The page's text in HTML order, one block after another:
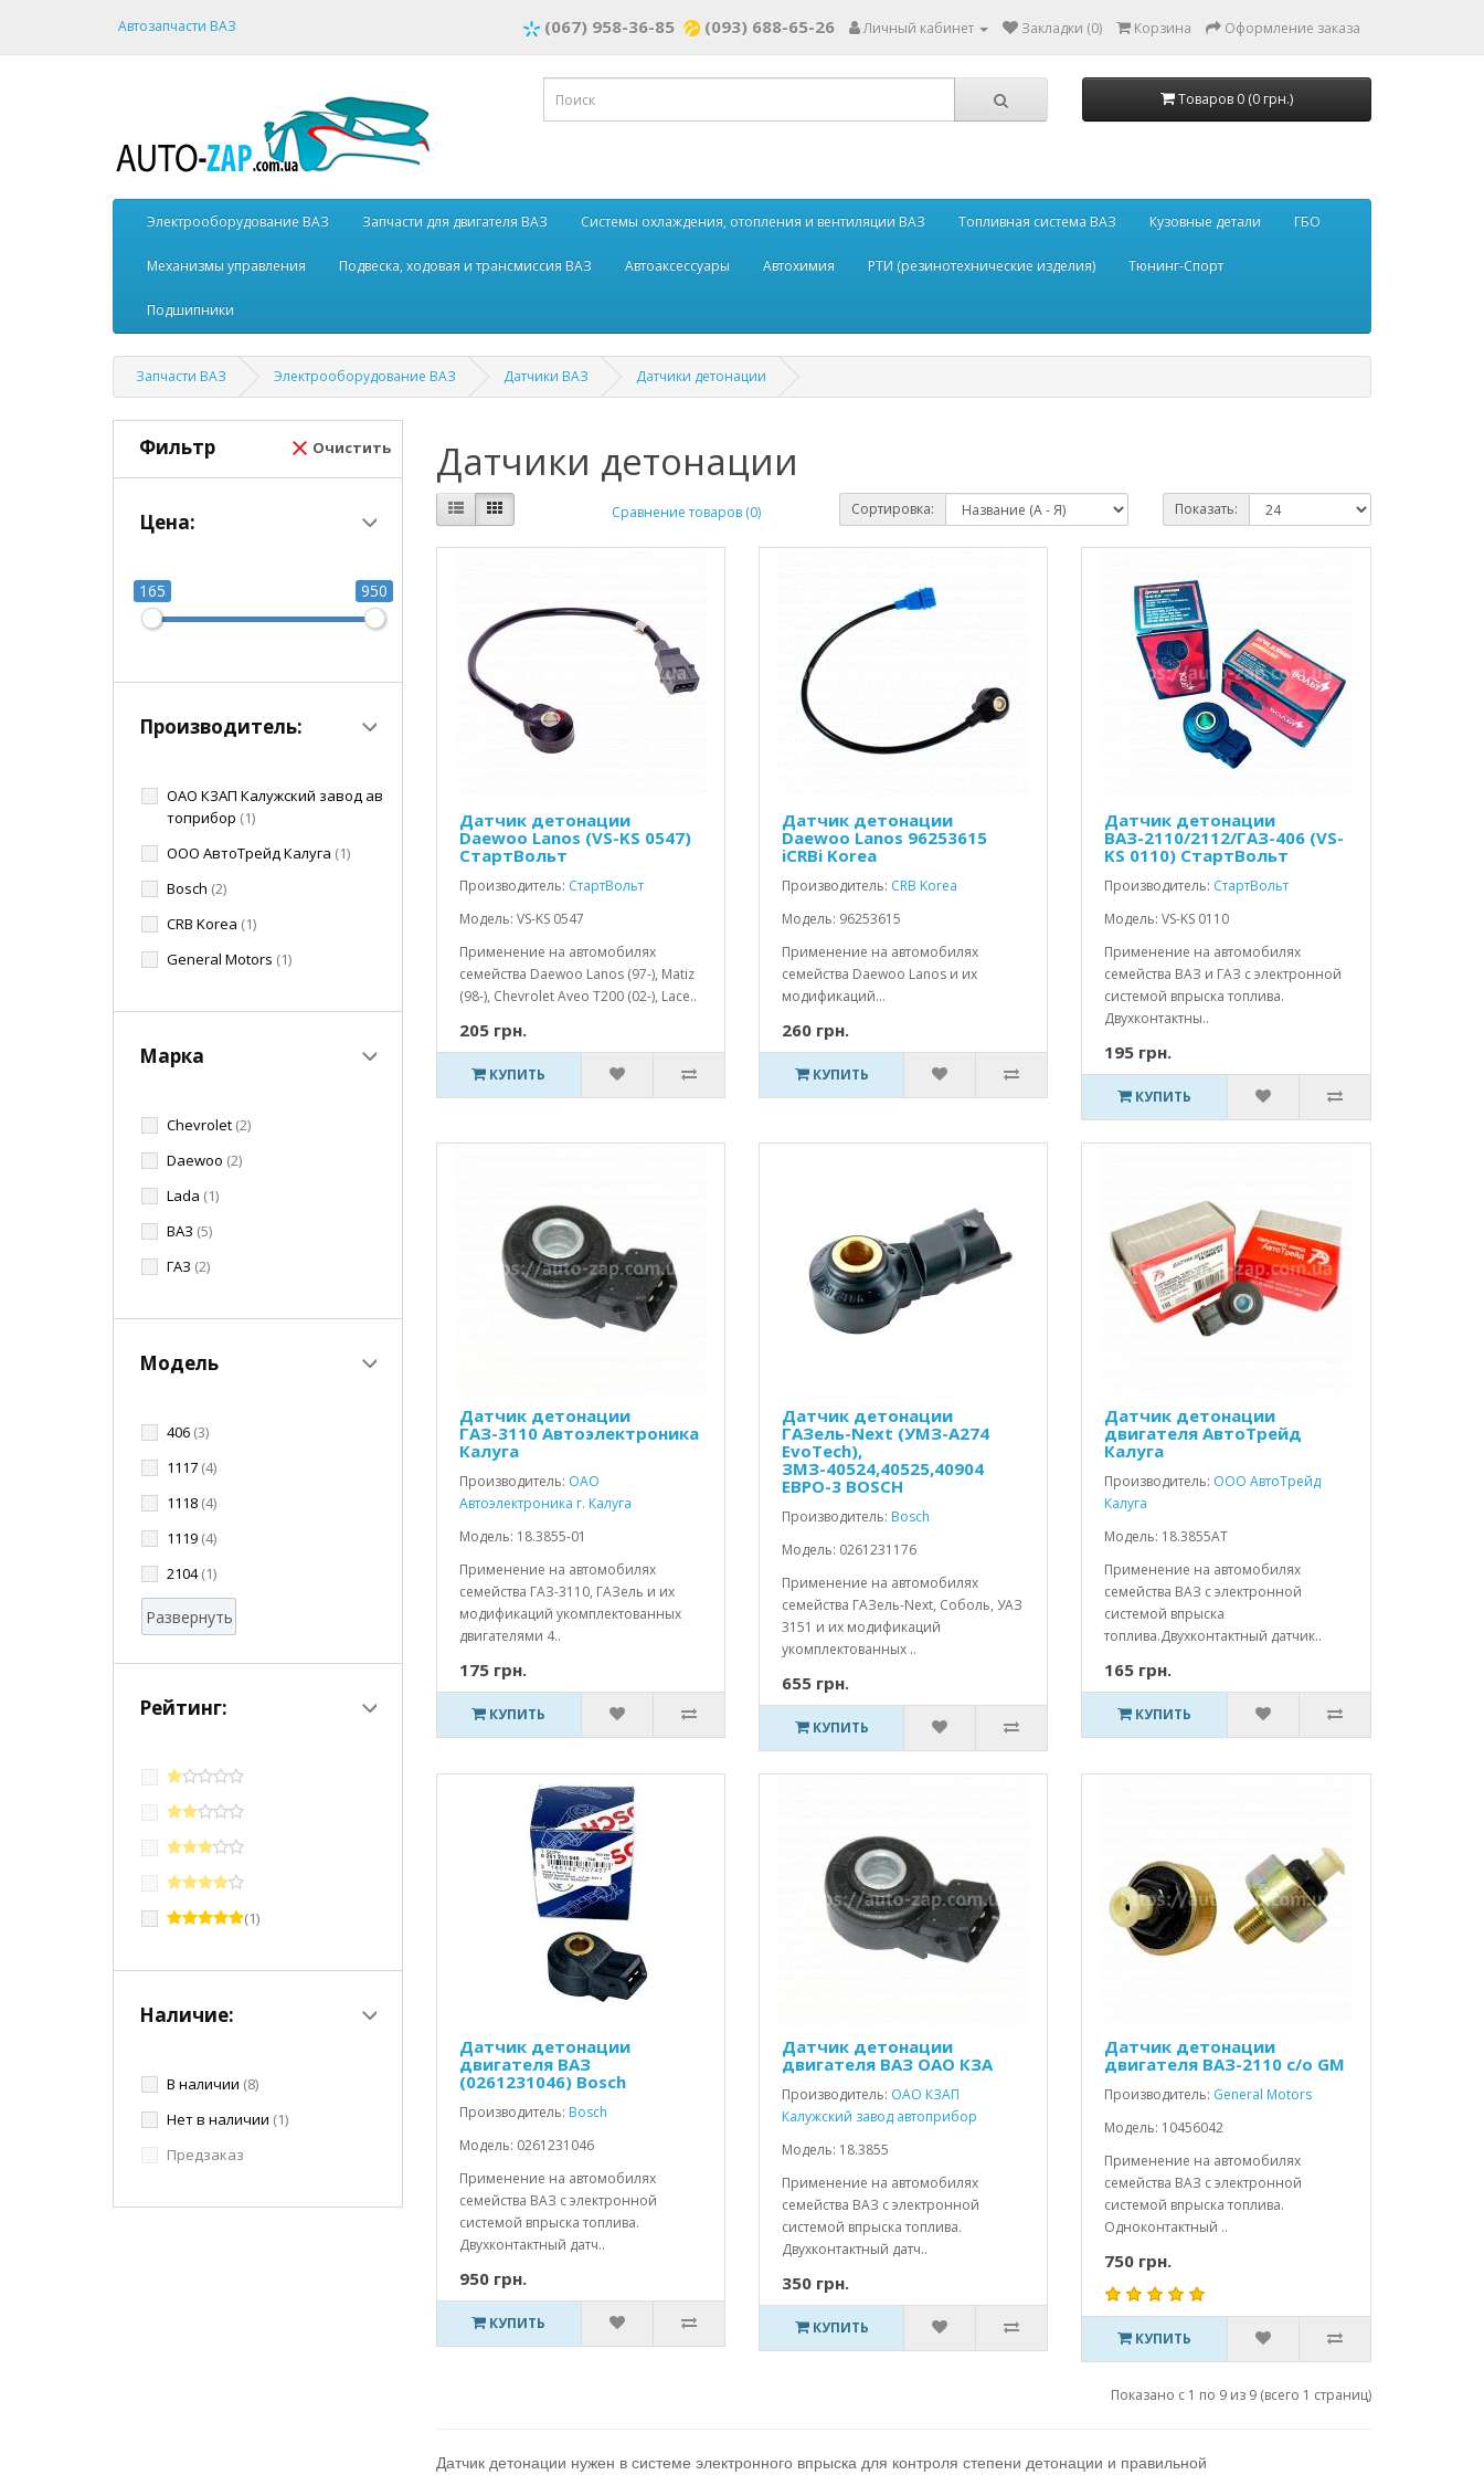
Автозапчасти ВАЗ (067) 958-36-85 (093) 688-65-26 Личный кабинет Закладки (0) Корзина Оформление заказа
Товаров 0 (0 грн.)
Электрооборудование ВАЗ Запчасти для двигателя ВАЗ Системы охлаждения, отопления и вентиляции ВАЗ Топливная система ВАЗ Кузовные детали ГБО
Механизмы управления Подвеска, ходовая и трансмиссия ВАЗ Автоаксессуары Автохимия РТИ (резинотехнические изделия) Тюнинг-Спорт
Подшипники
Запчасти ВАЗ Электрооборудование ВАЗ Датчики ВАЗ Датчики детонации
Очистить
Фильтр
Цена:
165 950
Производитель:
ОАО КЗАП Калужский завод ав
топрибор (1)
ООО АвтоТрейд Калуга (1)
Bosch (2)
CRB Korea (1)
General Motors (1)
Марка
Chevrolet (2)
Daewoo (2)
Lada (1)
ВАЗ (5)
ГАЗ (2)
Модель
406 (3)
1117 (4)
1118 (4)
1119 (4)
2104(1)
Развернуть
Рейтинг:
(1)
Наличие:
В наличии (8)
Нет в наличии (1)
Предзаказ
Датчики детонации
Сравнение товаров (0) Сортировка: Показать:
Датчик детонации
Daewoo Lanos (VS-KS 0547)
СтартВольт
Производитель: СтартВольт
Модель: VS-KS 0547
Применение на автомобилях
семейства Daewoo Lanos (97-), Matiz
(98-), Chevrolet Aveo T200 (02-), Lace..
205 грн.
КУПИТЬ
Датчик детонации
Daewoo Lanos 96253615
iCRBi Korea
Производитель: CRB Korea
Модель: 96253615
Применение на автомобилях
семейства Daewoo Lanos и их
модификаций...
260 грн.
КУПИТЬ
Датчик детонации
ВАЗ-2110/2112/ГАЗ-406 (VS-
KS 0110) СтартВольт
Производитель: СтартВольт
Модель: VS-KS 0110
Применение на автомобилях
семейства ВАЗ и ГАЗ с электронной
системой впрыска топлива.
Двухконтактны..
195 грн.
КУПИТЬ
Датчик детонации
ГАЗ-3110 Автоэлектроника
Калуга
Производитель: ОАО
Автоэлектроника г. Калуга
Модель: 18.3855-01
Применение на автомобилях
семейства ГАЗ-3110, ГАЗель и их
модификаций укомплектованных
двигателями 4..
175 грн.
КУПИТЬ
Датчик детонации
ГАЗель-Next (УМЗ-A274
EvoTech),
ЗМЗ-40524,40525,40904
ЕВРО-3 BOSCH
Производитель: Bosch
Модель: 0261231176
Применение на автомобилях
семейства ГАЗель-Next, Соболь, УАЗ
3151 и их модификаций
укомплектованных ..
655 грн.
КУПИТЬ
Датчик детонации
двигателя АвтоТрейд
Калуга
Производитель: ООО АвтоТрейд
Калуга
Модель: 18.3855АТ
Применение на автомобилях
семейства ВАЗ с электронной
системой впрыска
топлива.Двухконтактный датчик..
165 грн.
КУПИТЬ
Датчик детонации
двигателя ВАЗ
(0261231046) Bosch
Производитель: Bosch
Модель: 0261231046
Применение на автомобилях
семейства ВАЗ с электронной
системой впрыска топлива.
Двухконтактный датч..
950 грн.
КУПИТЬ
Датчик детонации
двигателя ВАЗ ОАО КЗА
Производитель: ОАО КЗАП
Калужский завод автоприбор
Модель: 18.3855
Применение на автомобилях
семейства ВАЗ с электронной
системой впрыска топлива.
Двухконтактный датч..
350 грн.
КУПИТЬ
Датчик детонации
двигателя ВАЗ-2110 с/о GM
Производитель: General Motors
Модель: 10456042
Применение на автомобилях
семейства ВАЗ с электронной
системой впрыска топлива.
Одноконтактный ..
750 грн.
КУПИТЬ
Показано с 1 по 9 из 9 (всего 1 страниц)
Датчик детонации нужен в системе электронного впрыска для контроля степени детонации и правильной